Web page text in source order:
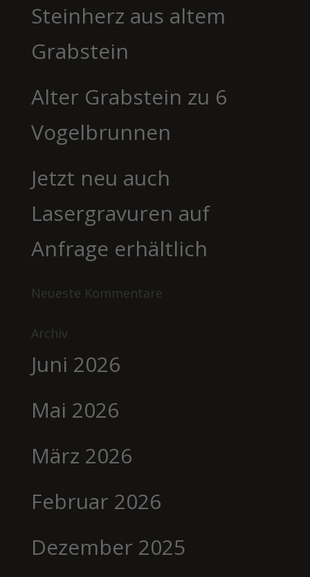
Steinherz aus altem
Grabstein
Alter Grabstein zu 6
Vogelbrunnen
Jetzt neu auch
Lasergravuren auf
Anfrage erhältlich
Neueste Kommentare
Archiv
Juni 2026
Mai 2026
März 2026
Februar 2026
Dezember 2025